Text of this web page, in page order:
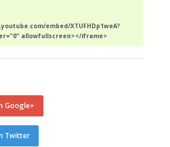
embed/XTUFHDp1weA?
allowfullscreen></iframe>
Google+
Twitter